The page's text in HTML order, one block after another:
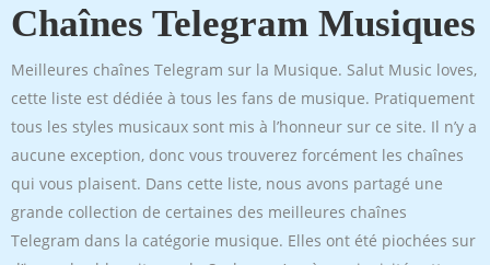
Chaînes Telegram Musiques
Meilleures chaînes Telegram sur la Musique. Salut Music loves,
cette liste est dédiée à tous les fans de musique. Pratiquement
tous les styles musicaux sont mis à l’honneur sur ce site. Il n’y a
aucune exception, donc vous trouverez forcément les chaînes
qui vous plaisent. Dans cette liste, nous avons partagé une
grande collection de certaines des meilleures chaînes
Telegram dans la catégorie musique. Elles ont été piochées sur